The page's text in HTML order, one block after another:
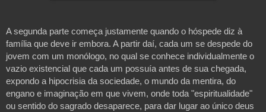
A segunda parte começa justamente quando o hóspede diz à
família que deve ir embora. A partir daí, cada um se despede do
jovem com um monólogo, no qual se conhece individualmente o
vazio existencial que cada um possuía antes de sua chegada,
expondo a hipocrisia da sociedade, o mundo da mentira, do
engano e imaginação em que vivem, onde toda "espiritualidade"
ou sentido do sagrado desaparece, para dar lugar ao único deus